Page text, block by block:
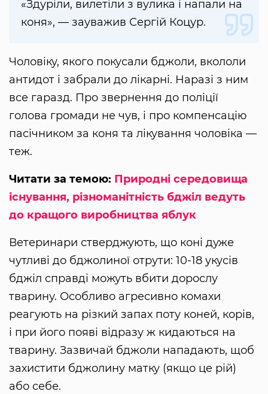
«Здуріли, вилетіли з вулика і напали на
коня», — зауважив Сергій Коцур.
Чоловіку, якого покусали бджоли, вкололи
антидот і забрали до лікарні. Наразі з ним
все гаразд. Про звернення до поліції
голова громади не чув, і про компенсацію
пасічником за коня та лікування чоловіка —
теж.
Читати за темою: Природні середовища
існування, різноманітність бджіл ведуть
до кращого виробництва яблук
Ветеринари стверджують, що коні дуже
чутливі до бджолиної отрути: 10-18 укусів
бджіл справді можуть вбити дорослу
тварину. Особливо агресивно комахи
реагують на різкий запах поту коней, корів,
і при його появі відразу ж кидаються на
тварину. Зазвичай бджоли нападають, щоб
захистити бджолину матку (якщо це рій)
або себе.